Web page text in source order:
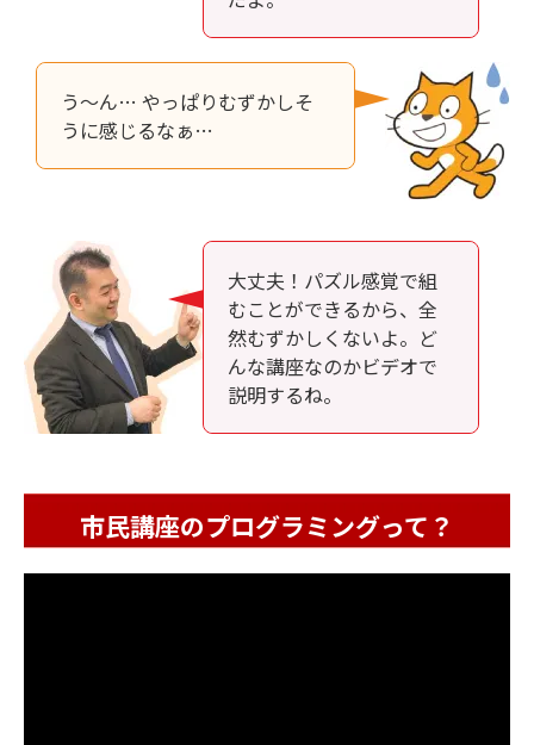
う～ん… やっぱりむずかしそ
うに感じるなぁ…
大丈夫！パズル感覚で組
むことができるから、全
然むずかしくないよ。ど
んな講座なのかビデオで
説明するね。
市民講座のプログラミングって？